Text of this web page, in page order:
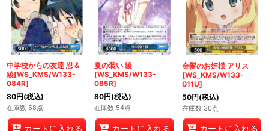
中学校からの友達 忍＆
綾[WS_KMS/W133-
084R]
80円(税込)
在庫数 58点
カートに入れる
夏の装い 綾
[WS_KMS/W133-
085R]
80円(税込)
在庫数 54点
カートに入れる
金髪のお姫様 アリス
[WS_KMS/W133-
011U]
50円(税込)
在庫数 30点
カートに入れる